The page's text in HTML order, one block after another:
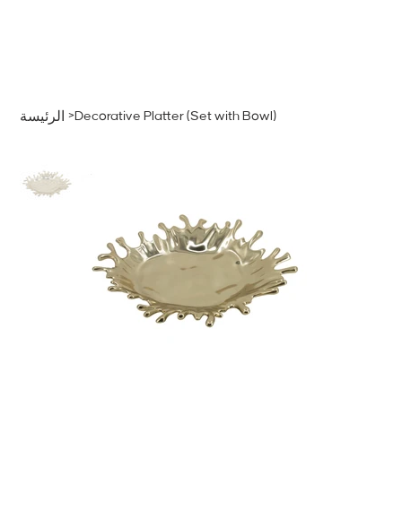
الرئيسة >Decorative Platter (Set with Bowl)